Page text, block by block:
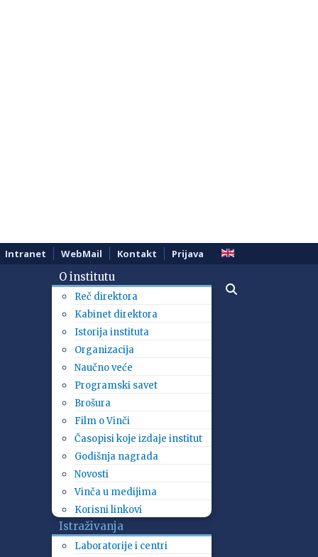
Intranet WebMail Kontakt Prijava
O institutu
Reč direktora
Kabinet direktora
Istorija instituta
Organizacija
Naučno veće
Programski savet
Brošura
Film o Vinči
Časopisi koje izdaje institut
Godišnja nagrada
Novosti
Vinča u medijima
Korisni linkovi
Istraživanja
Laboratorije i centri